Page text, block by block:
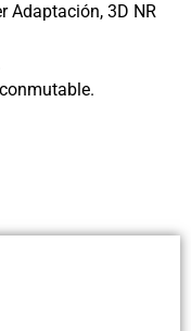
Adaptación, 3D NR